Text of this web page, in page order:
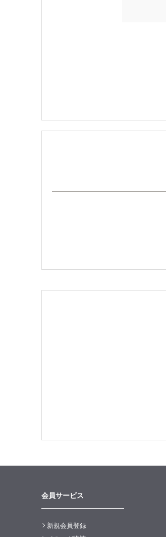
会員サービス
新規会員登録